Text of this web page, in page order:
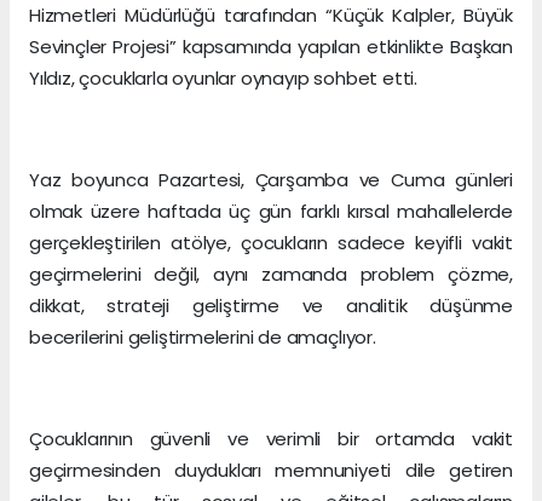
Hizmetleri Müdürlüğü tarafından “Küçük Kalpler, Büyük
Sevinçler Projesi” kapsamında yapılan etkinlikte Başkan
Yıldız, çocuklarla oyunlar oynayıp sohbet etti.
Yaz boyunca Pazartesi, Çarşamba ve Cuma günleri
olmak üzere haftada üç gün farklı kırsal mahallelerde
gerçekleştirilen atölye, çocukların sadece keyifli vakit
geçirmelerini değil, aynı zamanda problem çözme,
dikkat, strateji geliştirme ve analitik düşünme
becerilerini geliştirmelerini de amaçlıyor.
Çocuklarının güvenli ve verimli bir ortamda vakit
geçirmesinden duydukları memnuniyeti dile getiren